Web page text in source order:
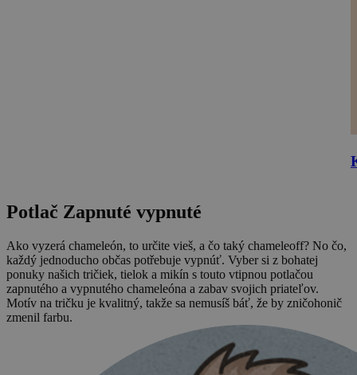
Potlač Zapnuté vypnuté
Ako vyzerá chameleón, to určite vieš, a čo taký chameleoff? No čo,
každý jednoducho občas potřebuje vypnúť. Vyber si z bohatej
ponuky našich tričiek, tielok a mikín s touto vtipnou potlačou
zapnutého a vypnutého chameleóna a zabav svojich priateľov.
Motív na tričku je kvalitný, takže sa nemusíš báť, že by zničohonič
zmenil farbu.